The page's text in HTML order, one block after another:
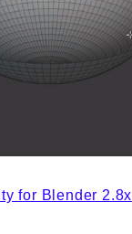
for Blender 2.8x